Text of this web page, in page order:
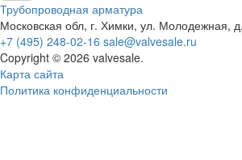
Трубопроводная арматура
Московская обл, г. Химки, ул. Молодежная,
+7 (495) 248-02-16 sale@valvesale.ru
Copyright © 2026 valvesale.
Карта сайта
Политика конфиденциальности